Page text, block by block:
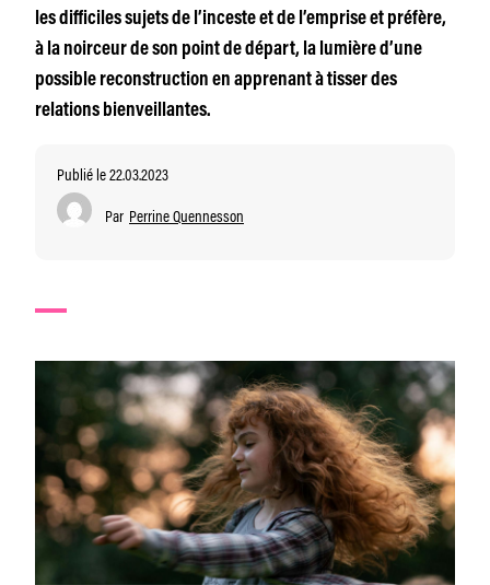
les difficiles sujets de l’inceste et de l’emprise et préfère,
à la noirceur de son point de départ, la lumière d’une
possible reconstruction en apprenant à tisser des
relations bienveillantes.
Publié le 22.03.2023
Par Perrine Quennesson